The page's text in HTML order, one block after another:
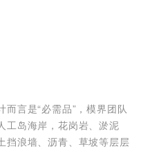
而言是“必需品”，模界团队
工岛海岸，花岗岩、淤泥
挡浪墙、沥青、草坡等层层